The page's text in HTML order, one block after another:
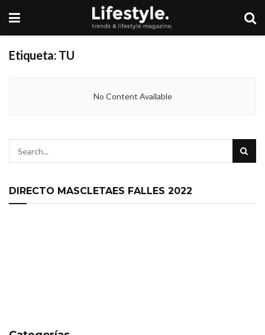
Etiqueta: TU
No Content Available
DIRECTO MASCLETAES FALLES 2022